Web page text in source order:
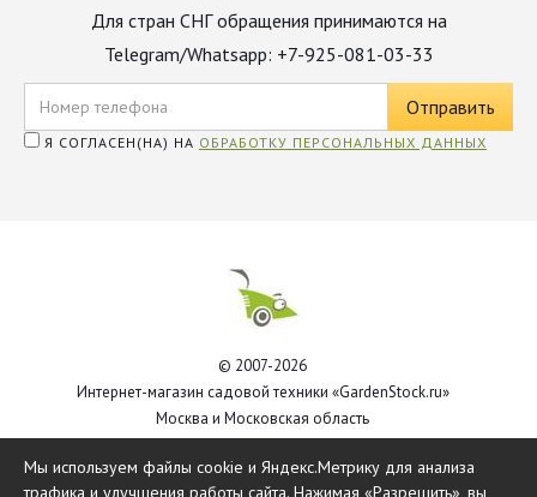
Для стран СНГ обращения принимаются на
Telegram/Whatsapp: +7-925-081-03-33
Я СОГЛАСЕН(НА) НА ОБРАБОТКУ ПЕРСОНАЛЬНЫХ ДАННЫХ
© 2007-2026
Интернет-магазин садовой техники «GardenStock.ru»
Москва и Московская область
Мы используем файлы cookie и Яндекс.Метрику для анализа
трафика и улучшения работы сайта. Нажимая «Разрешить», вы